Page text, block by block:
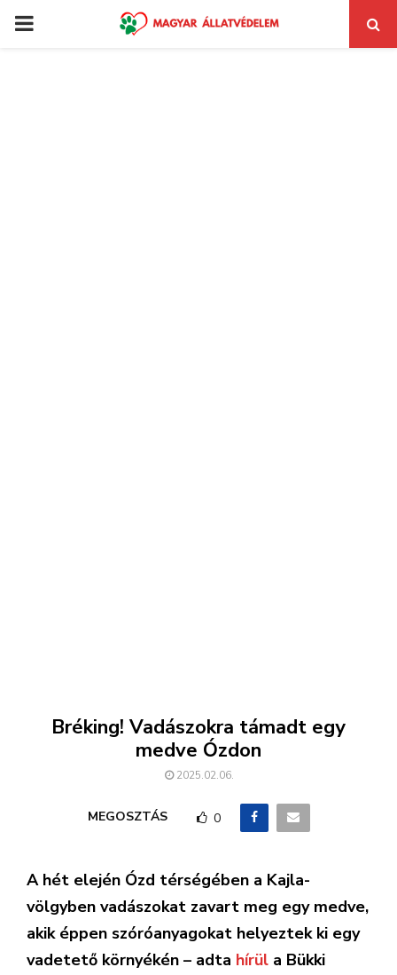
PRIMARY
Bréking! Vadászokra támadt egy
medve Ózdon
2025.02.06.
MEGOSZTÁS 0
A hét elején Ózd térségében a Kajla-
völgyben vadászokat zavart meg egy medve,
akik éppen szóróanyagokat helyeztek ki egy
vadetető környékén – adta hírül a Bükki